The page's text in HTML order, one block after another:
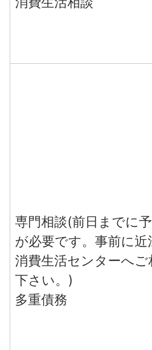
専門相談(前日までに
が必要です。事前に近
消費生活センターへご
下さい。)
多重債務